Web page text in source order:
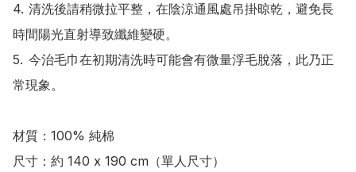
4.	清洗後請稍微拉平整，在陰涼通風處吊掛晾乾，避免長
時間陽光直射導致纖維變硬。
5.	今治毛巾在初期清洗時可能會有微量浮毛脫落，此乃正
常現象。
材質：100% 純棉
尺寸：約 140 x 190 cm（單人尺寸）